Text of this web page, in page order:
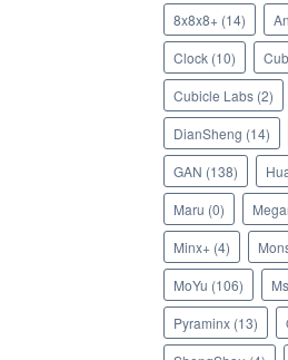
8x8x8+ (14)
Clock (10)
Cubicle Labs (2)
DianSheng (14)
GAN (138)
Maru (0)
Minx+ (4)
MoYu (106)
Pyraminx (13)